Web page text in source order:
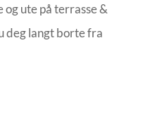
ute på terrasse &
deg langt borte fra